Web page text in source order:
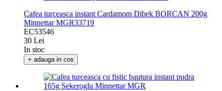
Cafea turceasca instant Cardamom Dibek BORCAN 200g
Minnettar MGR33719
EC53546
30 Lei
In stoc
+ adauga in cos